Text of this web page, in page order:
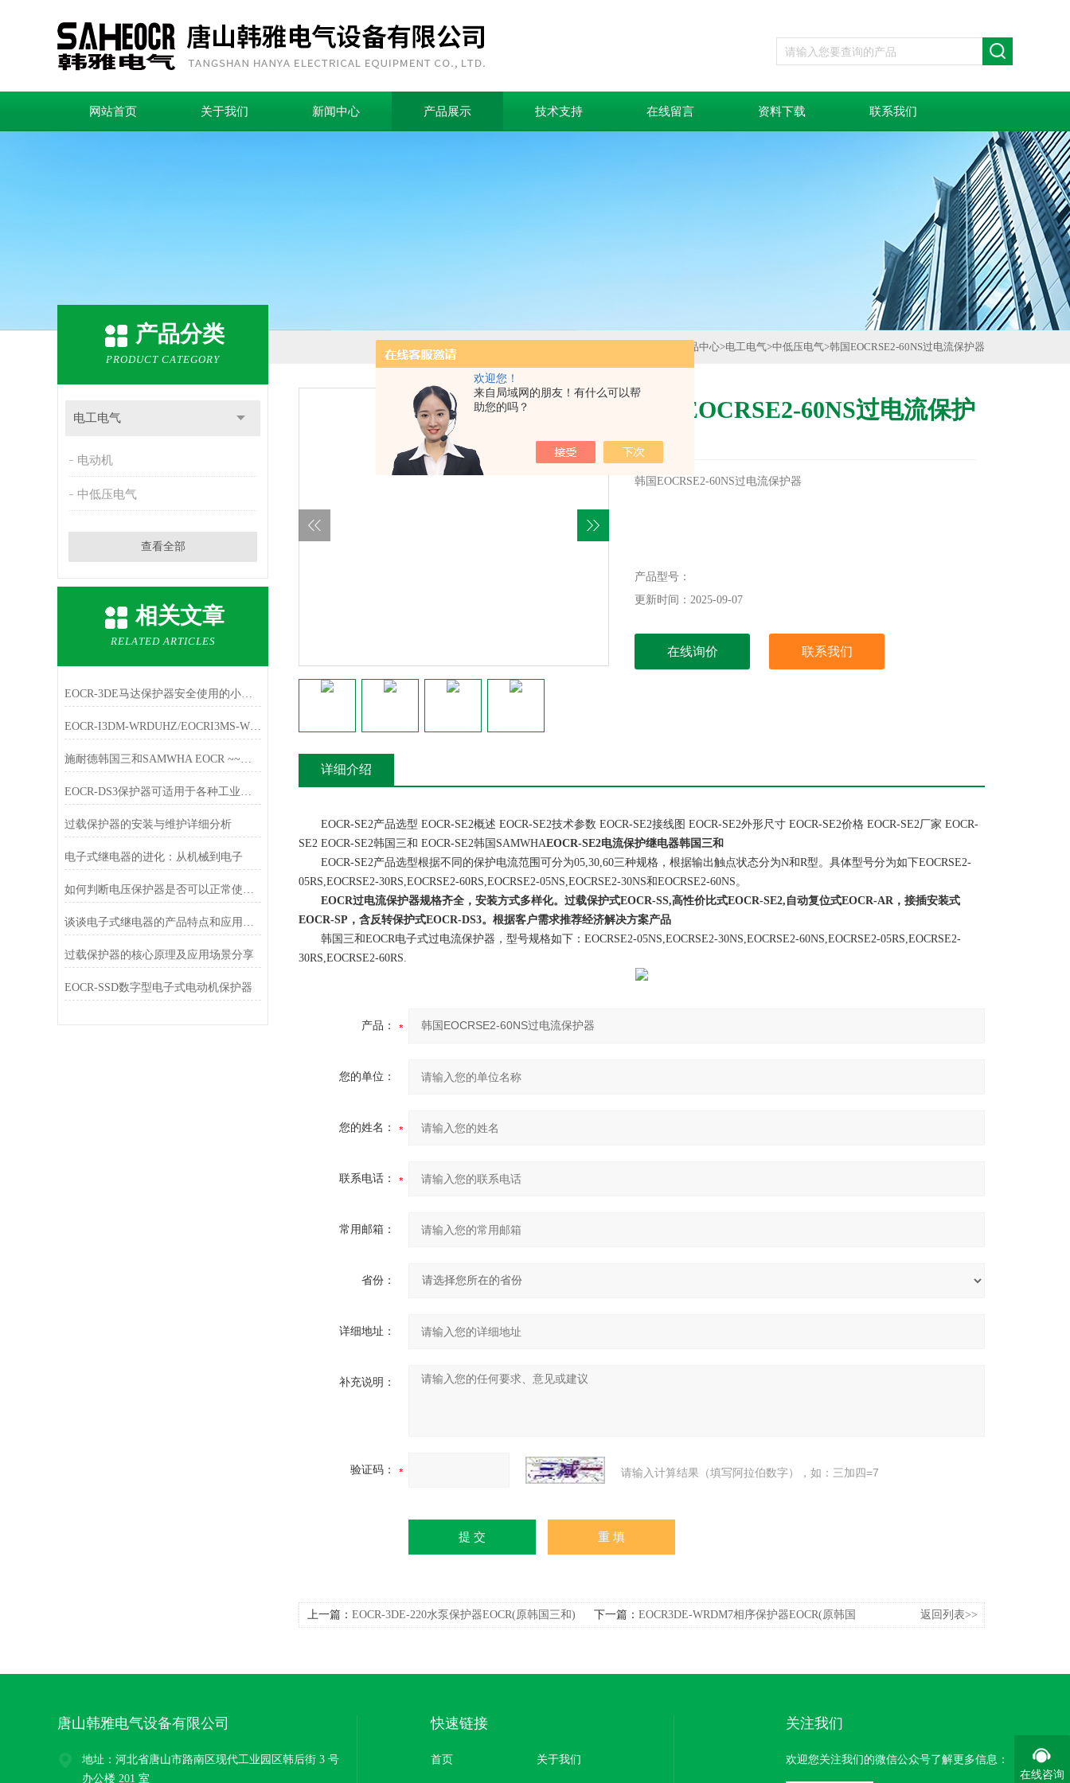
欢迎您！
来自局域网的朋友！有什么可以帮
助您的吗？
网站首页 关于我们 新闻中心 产品展示 技术支持 在线留言 资料下载 联系我们
产品分类
PRODUCT CATEGORY
电工电气
电动机
中低压电气
查看全部
相关文章
RELATED ARTICLES
EOCR-3DE马达保护器安全使用的小技巧分享
EOCR-I3DM-WRDUHZ/EOCRI3MS-WRDUHZ施耐德原装电动机保护器简介
施耐德韩国三和SAMWHA EOCR ~~唐山韩雅电气春节放假通知
EOCR-DS3保护器可适用于各种工业环境中
过载保护器的安装与维护详细分析
电子式继电器的进化：从机械到电子
如何判断电压保护器是否可以正常使用？
谈谈电子式继电器的产品特点和应用行业
过载保护器的核心原理及应用场景分享
EOCR-SSD数字型电子式电动机保护器
产品中心>电工电气>中低压电气>韩国EOCRSE2-60NS过电流保护器
韩国EOCRSE2-60NS过电流保护
器
韩国EOCRSE2-60NS过电流保护器
产品型号：
更新时间：2025-09-07
在线询价 联系我们
详细介绍
EOCR-SE2产品选型 EOCR-SE2概述 EOCR-SE2技术参数 EOCR-SE2接线图 EOCR-SE2外形尺寸 EOCR-SE2价格 EOCR-SE2厂家 EOCR-
SE2 EOCR-SE2韩国三和 EOCR-SE2韩国SAMWHAEOCR-SE2电流保护继电器韩国三和
EOCR-SE2产品选型根据不同的保护电流范围可分为05,30,60三种规格，根据输出触点状态分为N和R型。具体型号分为如下EOCRSE2-
05RS,EOCRSE2-30RS,EOCRSE2-60RS,EOCRSE2-05NS,EOCRSE2-30NS和EOCRSE2-60NS。
EOCR过电流保护器规格齐全，安装方式多样化。过载保护式EOCR-SS,高性价比式EOCR-SE2,自动复位式EOCR-AR，接插安装式
EOCR-SP，含反转保护式EOCR-DS3。根据客户需求推荐经济解决方案产品
韩国三和EOCR电子式过电流保护器，型号规格如下：EOCRSE2-05NS,EOCRSE2-30NS,EOCRSE2-60NS,EOCRSE2-05RS,EOCRSE2-
30RS,EOCRSE2-60RS.
产品：
您的单位：
您的姓名：
联系电话：
常用邮箱：
省份：
详细地址：
补充说明：
验证码： 请输入计算结果（填写阿拉伯数字），如：三加四=7
上一篇： EOCR-3DE-220水泵保护器EOCR(原韩国三和) 下一篇： EOCR3DE-WRDM7相序保护器EOCR(原韩国
返回列表>>
唐山韩雅电气设备有限公司
地址：河北省唐山市路南区现代工业园区韩后街 3 号
办公楼 201 室
快速链接
首页 关于我们
关注我们
欢迎您关注我们的微信公众号了解更多信息：
在线咨询